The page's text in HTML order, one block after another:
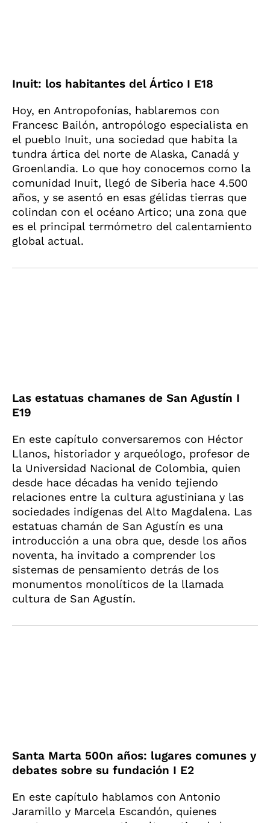
Inuit: los habitantes del Ártico I E18
Hoy, en Antropofonías, hablaremos con
Francesc Bailón, antropólogo especialista en
el pueblo Inuit, una sociedad que habita la
tundra ártica del norte de Alaska, Canadá y
Groenlandia. Lo que hoy conocemos como la
comunidad Inuit, llegó de Siberia hace 4.500
años, y se asentó en esas gélidas tierras que
colindan con el océano Artico; una zona que
es el principal termómetro del calentamiento
global actual.
Las estatuas chamanes de San Agustín I
E19
En este capítulo conversaremos con Héctor
Llanos, historiador y arqueólogo, profesor de
la Universidad Nacional de Colombia, quien
desde hace décadas ha venido tejiendo
relaciones entre la cultura agustiniana y las
sociedades indígenas del Alto Magdalena. Las
estatuas chamán de San Agustín es una
introducción a una obra que, desde los años
noventa, ha invitado a comprender los
sistemas de pensamiento detrás de los
monumentos monolíticos de la llamada
cultura de San Agustín.
Santa Marta 500n años: lugares comunes y
debates sobre su fundación I E2
En este capítulo hablamos con Antonio
Jaramillo y Marcela Escandón, quienes